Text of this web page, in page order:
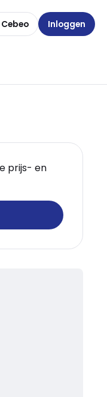
Inloggen
prijs- en